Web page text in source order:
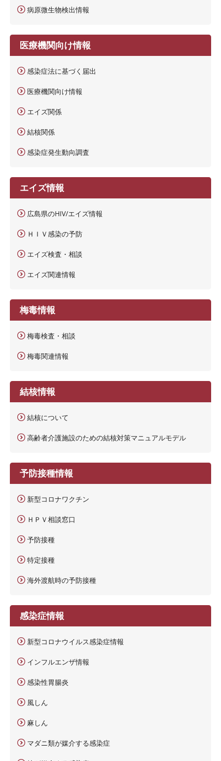
病原微生物検出情報
医療機関向け情報
感染症法に基づく届出
医療機関向け情報
エイズ関係
結核関係
感染症発生動向調査
エイズ情報
広島県のHIV/エイズ情報
ＨＩＶ感染の予防
エイズ検査・相談
エイズ関連情報
梅毒情報
梅毒検査・相談
梅毒関連情報
結核情報
結核について
高齢者介護施設のための結核対策マニュアルモデル
予防接種情報
新型コロナワクチン
ＨＰＶ相談窓口
予防接種
特定接種
海外渡航時の予防接種
感染症情報
新型コロナウイルス感染症情報
インフルエンザ情報
感染性胃腸炎
風しん
麻しん
マダニ類が媒介する感染症